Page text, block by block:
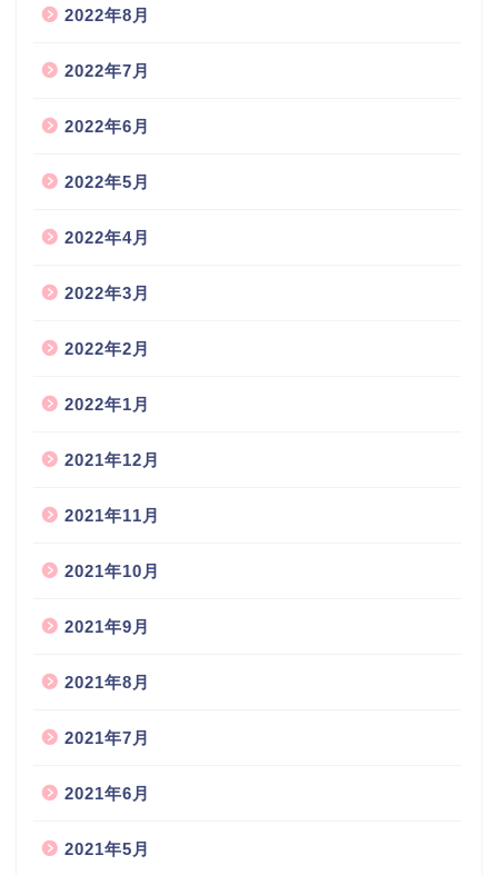
2022年8月
2022年7月
2022年6月
2022年5月
2022年4月
2022年3月
2022年2月
2022年1月
2021年12月
2021年11月
2021年10月
2021年9月
2021年8月
2021年7月
2021年6月
2021年5月